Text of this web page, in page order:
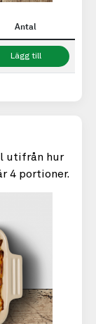
Antal
Lägg till
utifrån hur
4 portioner.